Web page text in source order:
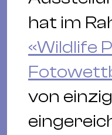
hat im
«Wildlife
von